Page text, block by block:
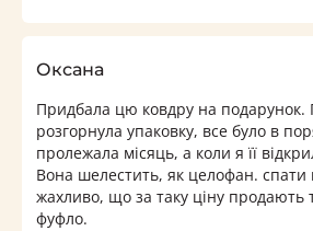
Оксана
Придбала цю ковдру на подарунок.
розгорнула упаковку, все було в
пролежала місяць, а коли я її
Вона шелестить, як целофан.
жахливо, що за таку ціну продають
фуфло.